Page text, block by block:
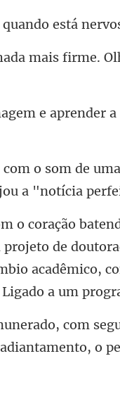
es
mais firme.
e aprender a
som de
projeto de
aca